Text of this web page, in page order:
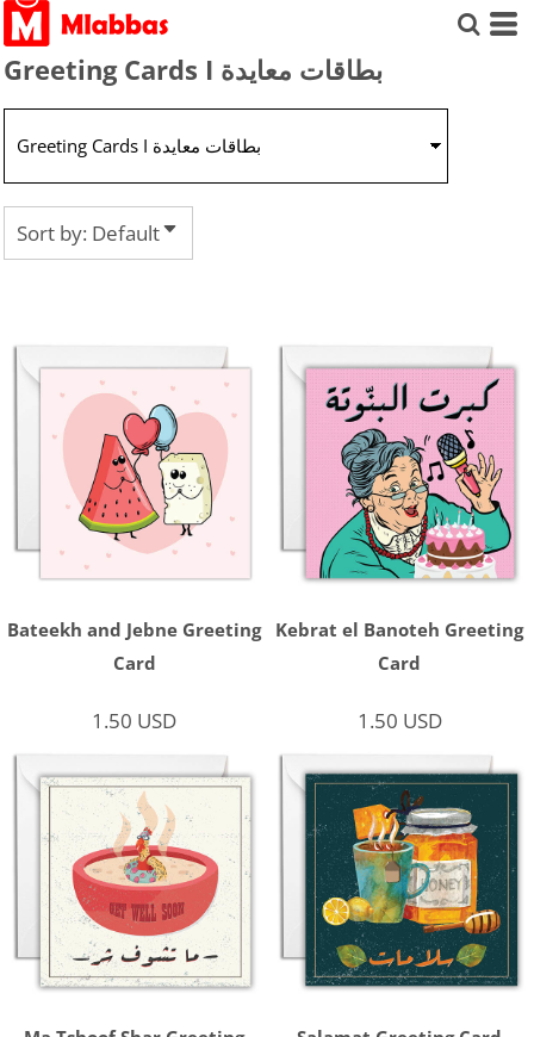
Greeting Cards I بطاقات معايدة
Sort by: Default
Bateekh and Jebne Greeting
Card
1.50 USD
Kebrat el Banoteh Greeting
Card
1.50 USD
Default
Price: Lowest First
Price: Highest First